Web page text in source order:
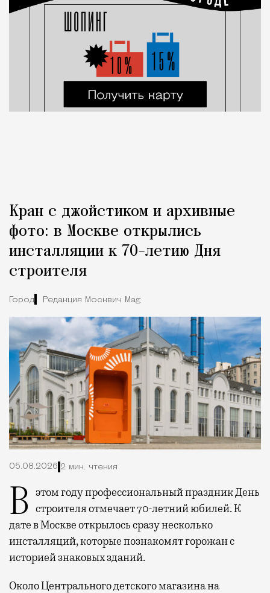
Кран с джойстиком и архивные
фото: в Москве открылись
инсталляции к 70-летию Дня
строителя
Город Редакция Москвич Mag
05.08.2026 2 мин. чтения
В этом году профессиональный праздник День строителя отмечает 70-летний юбилей. К
дате в Москве открылось сразу несколько
инсталляций, которые познакомят горожан с
историей знаковых зданий.
Около Центрального детского магазина на